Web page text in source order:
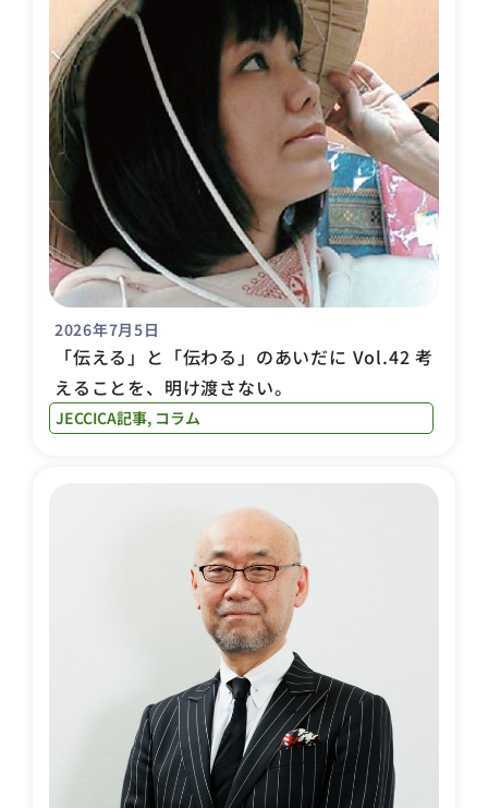
2026年7月5日
「伝える」と「伝わる」のあいだに Vol.42 考
えることを、明け渡さない。
JECCICA記事, コラム